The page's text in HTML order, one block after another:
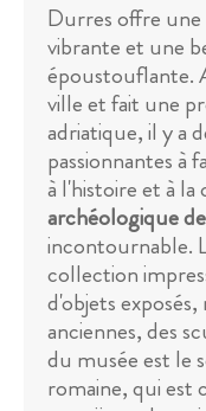
Durres offre
vibrante et une
époustouflante.
ville et fait une
adriatique, il y a
passionnantes à
à l'histoire et à
archéologique
incontournable.
collection
d'objets
anciennes, des
du musée est le
romaine, qui est